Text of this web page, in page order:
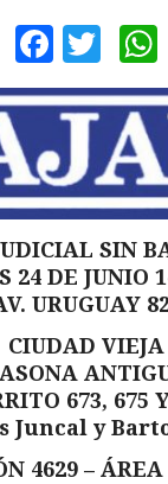
SIN
24 DE JUNIO
URUGUAY
CIUDAD VIEJA
673, 675
Juncal y
4629 –